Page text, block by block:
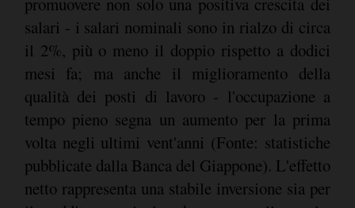
salari - i salari nominali sono in rialzo di circa
il 2%, più o meno il doppio rispetto a dodici
mesi fa; ma anche il miglioramento della
qualità dei posti di lavoro - l'occupazione a
tempo pieno segna un aumento per la prima
volta negli ultimi vent'anni (Fonte: statistiche
pubblicate dalla Banca del Giappone). L'effetto
netto rappresenta una stabile inversione sia per